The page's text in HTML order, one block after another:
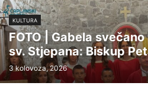
KULTURA
FOTO | Gabela
sv. Stjepana: Biskup
3 kolovoza, 2026